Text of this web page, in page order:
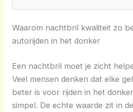
Waarom nachtbril kwaliteit zo
autorijden in het donker
Een nachtbril moet je zicht
Veel mensen denken dat elke
beter is voor rijden in het
simpel. De echte waarde zit in